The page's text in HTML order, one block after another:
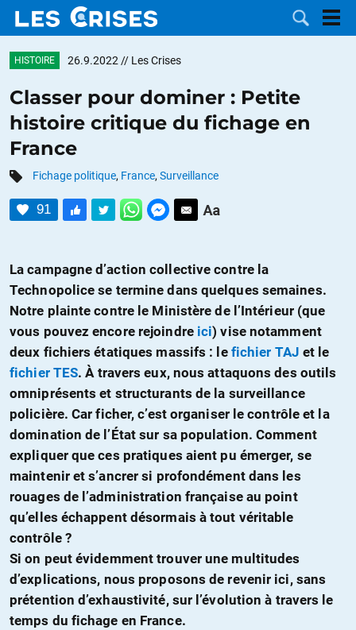
DOSSIERS
CATÉGORIES
MOTS CLÉS
CONTACTER
FAIRE UN
DON
HISTOIRE 26.9.2022 // Les Crises
Classer pour dominer : Petite
histoire critique du fichage en
France
Fichage politique, France, Surveillance
91
La campagne d’action collective contre la
Technopolice se termine dans quelques semaines.
Notre plainte contre le Ministère de l’Intérieur (que
vous pouvez encore rejoindre ici) vise notamment
deux fichiers étatiques massifs : le fichier TAJ et le
fichier TES. À travers eux, nous attaquons des outils
omniprésents et structurants de la surveillance
policière. Car ficher, c’est organiser le contrôle et la
domination de l’État sur sa population. Comment
expliquer que ces pratiques aient pu émerger, se
maintenir et s’ancrer si profondément dans les
rouages de l’administration française au point
qu’elles échappent désormais à tout véritable
contrôle ?
Si on peut évidemment trouver une multitudes
d’explications, nous proposons de revenir ici, sans
prétention d’exhaustivité, sur l’évolution à travers le
temps du fichage en France.